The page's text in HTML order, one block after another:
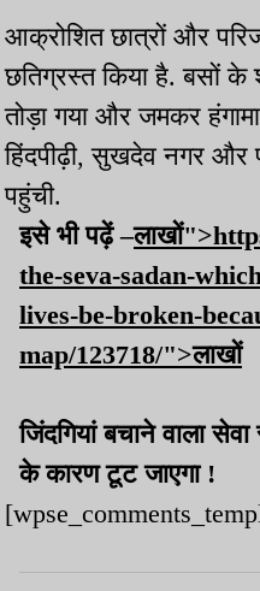
आक्रोशित छात्रों और
छतिग्रस्त किया है. बसों के
तोड़ा गया और जमकर
हिंदपीढ़ी, सुखदेव नगर और
पहुंची.
इसे भी पढ़ें –
the-seva-sadan-
lives-be-broken-
map/123718/">लाखों
जिंदगियां बचाने वाला
के कारण टूट जाएगा !